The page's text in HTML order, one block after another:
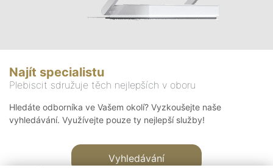
Najít specialistu
Plebiscit sdružuje těch nejlepších v oboru
Hledáte odborníka ve Vašem okolí? Vyzkoušejte naše
vyhledávání. Využívejte pouze ty nejlepší služby!
Vyhledávání